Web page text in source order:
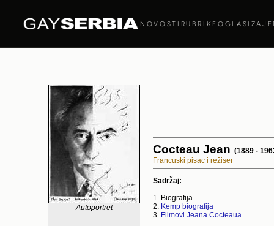
NOVOSTI RUBRIKE OGLASI
Autoportret
Cocteau Jean (1889 -
Francuski pisac i režiser
Sadržaj:
1. Biografija
2. Kemp biografija
3. Filmovi Jeana Cocteaua